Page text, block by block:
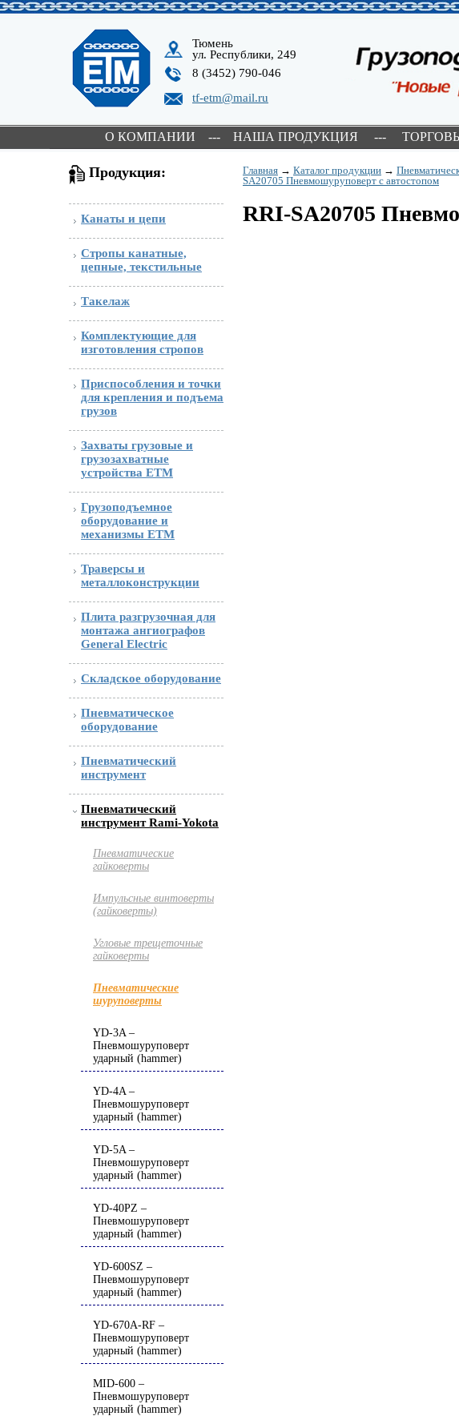
Тюмень
ул. Республики, 249
8 (3452) 790-046
tf-etm@mail.ru
О КОМПАНИИ --- НАША ПРОДУКЦИЯ ---
Продукция:
Канаты и цепи
Стропы канатные,
цепные, текстильные
Такелаж
Комплектующие для
изготовления стропов
Приспособления и точки
для крепления и подъема
грузов
Захваты грузовые и
грузозахватные
устройства ETM
Грузоподъемное
оборудование и
механизмы ETM
Траверсы и
металлоконструкции
Плита разгрузочная для
монтажа ангиографов
General Electric
Складское оборудование
Пневматическое
оборудование
Пневматический
инструмент
Пневматический
инструмент Rami-Yokota
Пневматические
гайковерты
Импульсные винтоверты
(гайковерты)
Угловые трещеточные
гайковерты
Пневматические
шуруповерты
YD-3A –
Пневмошуруповерт
ударный (hammer)
YD-4A –
Пневмошуруповерт
ударный (hammer)
YD-5A –
Пневмошуруповерт
ударный (hammer)
YD-40PZ –
Пневмошуруповерт
ударный (hammer)
YD-600SZ –
Пневмошуруповерт
ударный (hammer)
YD-670A-RF –
Пневмошуруповерт
ударный (hammer)
MID-600 –
Пневмошуруповерт
ударный (hammer)
Главная → Каталог продукции →
SA20705 Пневмошуруповерт с автостопом
RRI-SA20705